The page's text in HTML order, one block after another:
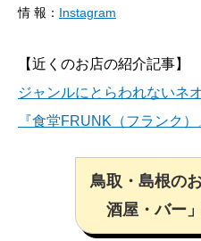
情 報： Instagram
【近くのお店の紹介記事】
ジャンルにとらわれないネ
『食堂FRUNK（フランク
鳥取・島根の
酒屋・バー